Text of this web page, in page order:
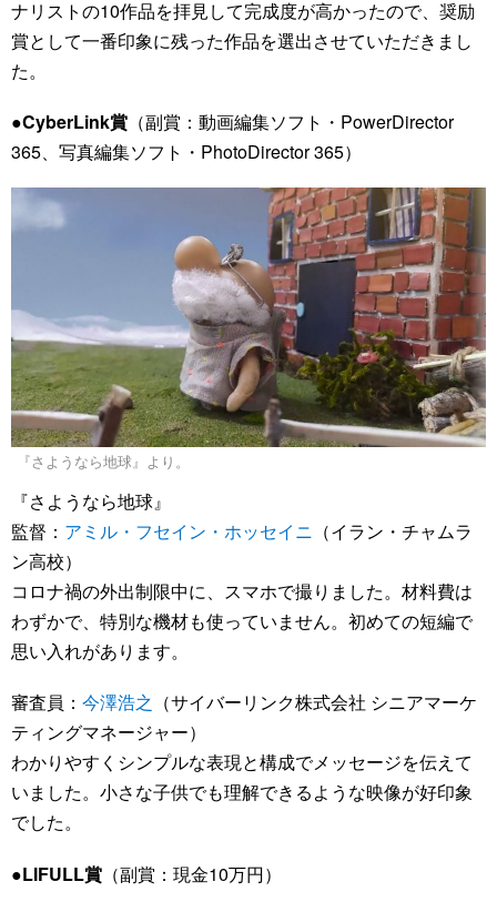
ナリストの10作品を拝見して完成度が高かったので、奨励
賞として一番印象に残った作品を選出させていただきまし
た。
●CyberLink賞 （副賞：動画編集ソフト・PowerDirector
365、写真編集ソフト・PhotoDirector 365）
『さようなら地球』より。
『さようなら地球』
監督： アミル・フセイン・ホッセイニ （イラン・チャムラ
ン高校）
コロナ禍の外出制限中に、スマホで撮りました。材料費は
わずかで、特別な機材も使っていません。初めての短編で
思い入れがあります。
審査員： 今澤浩之 （サイバーリンク株式会社 シニアマーケ
ティングマネージャー）
わかりやすくシンプルな表現と構成でメッセージを伝えて
いました。小さな子供でも理解できるような映像が好印象
でした。
●LIFULL賞 （副賞：現金10万円）